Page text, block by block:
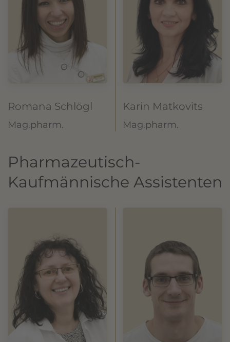
Romana Schlögl
Mag.pharm.
Karin Matkovits
Mag.pharm.
Pharmazeutisch-
Kaufmännische Assistenten